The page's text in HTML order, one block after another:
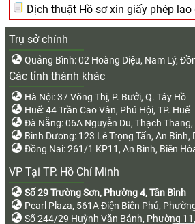
Dịch thuật Hồ sơ xin giấy phép lao
Trụ sở chính
Quảng Bình: 02 Hoàng Diệu, Nam Lý,
Các tỉnh thành khác
Hà Nội: 37 Võng Thị, P. Bưởi, Q. Tây Hồ
Huế: 44 Trần Cao Vân, Phú Hội, TP. Huế
Đà Nẵng: 06A Nguyễn Du, Thạch Thang,
Bình Dương: 123 Lê Trọng Tấn, An Bình,
Đồng Nai: 261/1 KP11, An Bình, Biên
VP Tại TP. Hồ Chí Minh
Số 29 Trường Sơn, Phường 4, Tân Bình
Pearl Plaza, 561A Điện Biên Phủ,
Số 244/29 Huỳnh Văn Bánh, Phường